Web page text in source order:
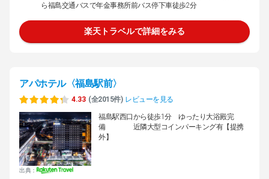
ら福島交通バスで年金事務所前バス停下車徒歩2分
楽天トラベルで詳細をみる
アパホテル〈福島駅前〉
4.33 (全2015件) レビューを見る
出典：
福島駅西口から徒歩1分 ゆったり大浴殿完
備 近隣大型コインパーキング有【提携
外】